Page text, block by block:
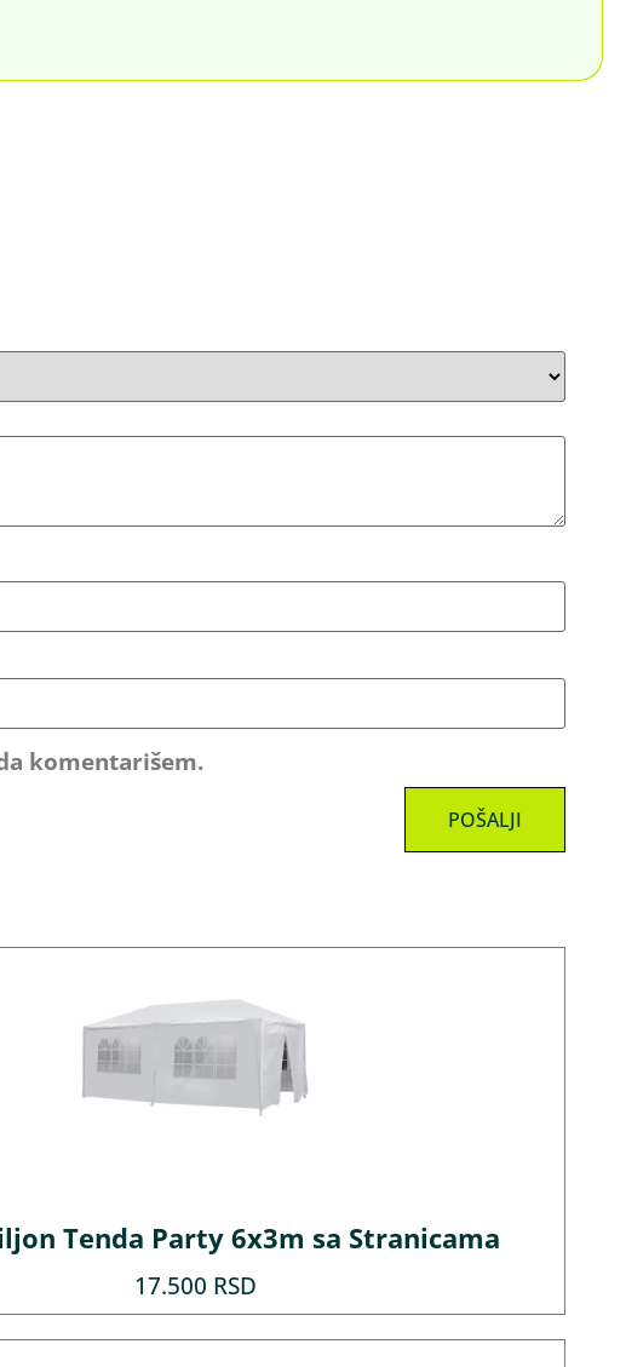
komentarišem.
Tenda Party 6x3m sa Stranicama
17.500 RSD